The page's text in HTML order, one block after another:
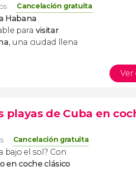
Cancelación gratuita
Habana
para visitar
, una ciudad llena
Ver
playas de Cuba en
Cancelación gratuita
bajo el sol? Con
en coche clásico